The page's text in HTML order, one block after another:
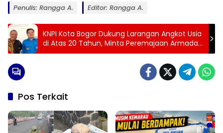
Penulis: Rangga A. Editor: Rangga A.
KNPI Kota Bogor Dukung Larangan Angkot Usia
di Atas 20 Tahun, Minta Peremajaan Armada
Dilakukan Terukur
Pos Terkait